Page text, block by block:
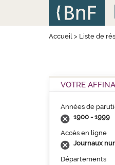
Accueil> Liste de
VOTRE
Années de
1900 - 1999
Accès en ligne
Journaux
Départements
Panneau de gestion des cookies